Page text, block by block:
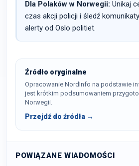
Dla Polaków w Norwegii: Unikaj
czas akcji policji i śledź
alerty od Oslo politiet.
Źródło oryginalne
Opracowanie NordInfo na podstawie
jest krótkim podsumowaniem
Norwegii.
Przejdź do źródła →
POWIĄZANE WIADOMOŚCI